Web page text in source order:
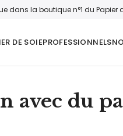
dans la boutique n°1 du Papier
DE SOIEPROFESSIONNELS
avec du